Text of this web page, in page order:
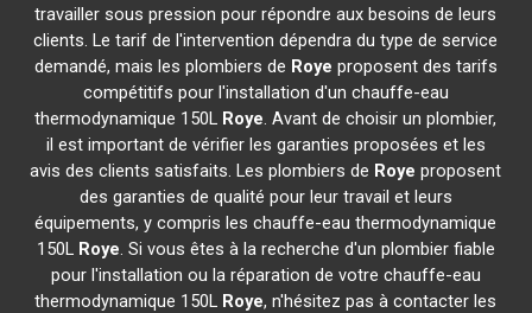
travailler sous pression pour répondre aux besoins de leurs
clients. Le tarif de l'intervention dépendra du type de service
demandé, mais les plombiers de Roye proposent des tarifs
compétitifs pour l'installation d'un chauffe-eau
thermodynamique 150L Roye. Avant de choisir un plombier,
il est important de vérifier les garanties proposées et les
avis des clients satisfaits. Les plombiers de Roye proposent
des garanties de qualité pour leur travail et leurs
équipements, y compris les chauffe-eau thermodynamique
150L Roye. Si vous êtes à la recherche d'un plombier fiable
pour l'installation ou la réparation de votre chauffe-eau
thermodynamique 150L Roye, n'hésitez pas à contacter les